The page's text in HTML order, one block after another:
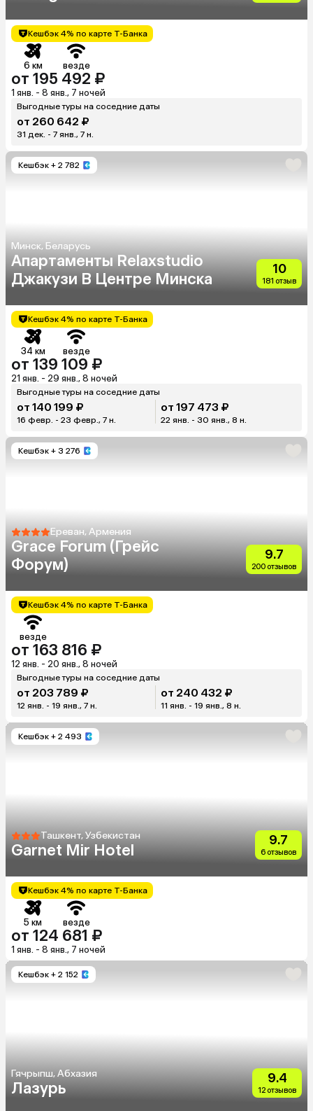
Кешбэк 4% по карте Т-Банка
6 км везде
от 195 492 ₽
1 янв. - 8 янв., 7 ночей
Выгодные туры на соседние даты
от 260 642 ₽
31 дек. - 7 янв., 7 н.
Кешбэк + 2 782
Минск, Беларусь
Апартаменты Relaxstudio
Джакузи В Центре Минска
10
181 отзыв
Кешбэк 4% по карте Т-Банка
34 км везде
от 139 109 ₽
21 янв. - 29 янв., 8 ночей
Выгодные туры на соседние даты
от 140 199 ₽
16 февр. - 23 февр., 7 н.
от 197 473 ₽
22 янв. - 30 янв., 8 н.
Кешбэк + 3 276
Ереван, Армения
Grace Forum (Грейс
Форум)
9.7
200 отзывов
Кешбэк 4% по карте Т-Банка
везде
от 163 816 ₽
12 янв. - 20 янв., 8 ночей
Выгодные туры на соседние даты
от 203 789 ₽
12 янв. - 19 янв., 7 н.
от 240 432 ₽
11 янв. - 19 янв., 8 н.
Кешбэк + 2 493
Ташкент, Узбекистан
Garnet Mir Hotel
9.7
6 отзывов
Кешбэк 4% по карте Т-Банка
5 км везде
от 124 681 ₽
1 янв. - 8 янв., 7 ночей
Кешбэк + 2 152
Гячрыпш, Абхазия
Лазурь
9.4
12 отзывов